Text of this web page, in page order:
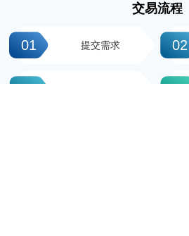
交易流程
01 提交需求 02
03 04